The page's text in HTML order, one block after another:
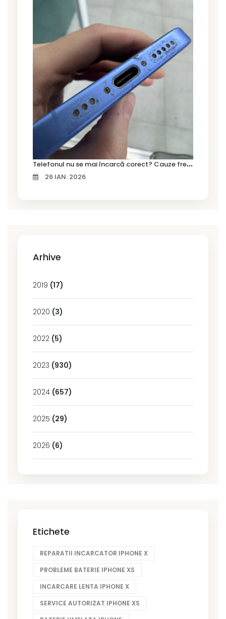
T
elefonul nu se mai încarcă corect? Cauze frecvente și soluții la service în Timișoara
26 IAN. 2026
Arhive
2019 (17)
2020 (3)
2022 (5)
2023 (930)
2024 (657)
2025 (29)
2026 (6)
Etichete
REPARATII INCARCATOR IPHONE X
PROBLEME BATERIE IPHONE XS
INCARCARE LENTA IPHONE X
SERVICE AUTORIZAT IPHONE XS